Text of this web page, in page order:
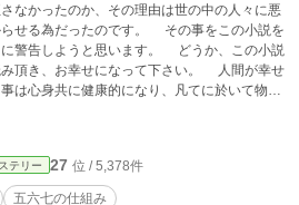
なかったのか、その理由は世の中の人々に悪
せる為だったのです。 その事をこの小説を
警告しようと思います。 どうか、この小説
み頂き、お幸せになって下さい。 人間が幸せ
は心身共に健康的になり、凡てに於いて物事
なのです。 しかし、現実はどうでしょう
世界ではパンデミックという新型ウィルス感
えて暮らしています。 また、中東で展開さ
スラエルの戦闘からアメリカが参戦し、ホル
されました。 このように世の中は乱れてい
テリー 27 位 / 5,378件
五六七の仕組み